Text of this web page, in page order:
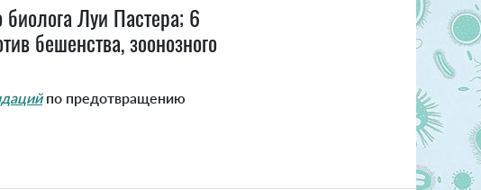
Луи Пастера; 6
бешенства, зоонозного
по предотвращению